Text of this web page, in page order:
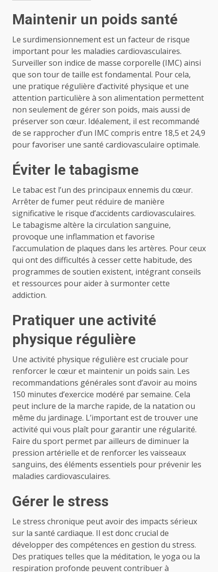
Maintenir un poids santé
Le surdimensionnement est un facteur de risque
important pour les maladies cardiovasculaires.
Surveiller son indice de masse corporelle (IMC) ainsi
que son tour de taille est fondamental. Pour cela,
une pratique régulière d’activité physique et une
attention particulière à son alimentation permettent
non seulement de gérer son poids, mais aussi de
préserver son cœur. Idéalement, il est recommandé
de se rapprocher d’un IMC compris entre 18,5 et 24,9
pour favoriser une santé cardiovasculaire optimale.
Éviter le tabagisme
Le tabac est l’un des principaux ennemis du cœur.
Arrêter de fumer peut réduire de manière
significative le risque d’accidents cardiovasculaires.
Le tabagisme altère la circulation sanguine,
provoque une inflammation et favorise
l’accumulation de plaques dans les artères. Pour ceux
qui ont des difficultés à cesser cette habitude, des
programmes de soutien existent, intégrant conseils
et ressources pour aider à surmonter cette
addiction.
Pratiquer une activité
physique régulière
Une activité physique régulière est cruciale pour
renforcer le cœur et maintenir un poids sain. Les
recommandations générales sont d’avoir au moins
150 minutes d’exercice modéré par semaine. Cela
peut inclure de la marche rapide, de la natation ou
même du jardinage. L’important est de trouver une
activité qui vous plaît pour garantir une régularité.
Faire du sport permet par ailleurs de diminuer la
pression artérielle et de renforcer les vaisseaux
sanguins, des éléments essentiels pour prévenir les
maladies cardiovasculaires.
Gérer le stress
Le stress chronique peut avoir des impacts sérieux
sur la santé cardiaque. Il est donc crucial de
développer des compétences en gestion du stress.
Des pratiques telles que la méditation, le yoga ou la
respiration profonde peuvent contribuer à